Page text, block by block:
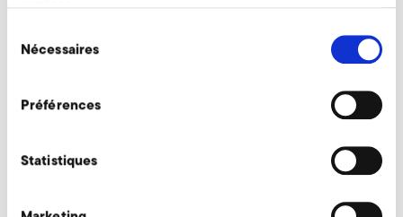
duNécessaires
Préférences
Statistiques
Accessoires supplémentaires RD 6, RE 6